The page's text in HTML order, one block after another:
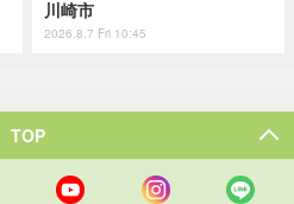
川崎市
2026.8.7 Fri 10:45
TOP